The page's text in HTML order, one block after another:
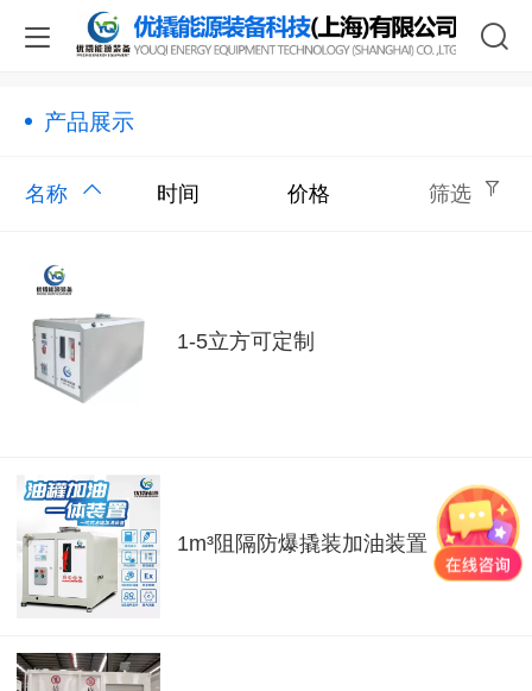
产品展示
名称 时间 价格 筛选
1-5立方可定制
1m³阻隔防爆撬装加油装置